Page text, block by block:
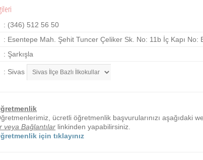
: (346) 512 56 50
: Esentepe Mah. Şehit Tuncer Çeliker Sk. No: 11b İç Kapı No:
: Şarkışla
: Sivas
ücretli öğretmenlik başvurularınızı aşağıdaki
veya Bağlantılar linkinden yapabilirsiniz.
için tıklayınız